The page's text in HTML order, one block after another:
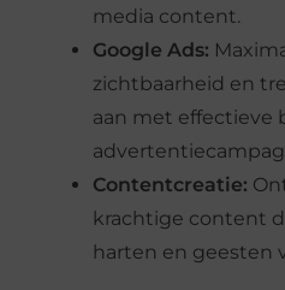
media content.
Google Ads:
zichtbaarheid en
aan met effectieve
Contentcreatie:
krachtige content
harten en geesten